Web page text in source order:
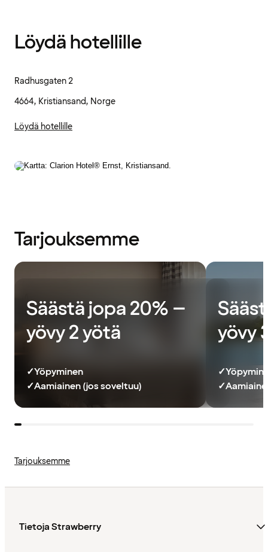
Löydä hotellille
Radhusgaten 2
4664, Kristiansand, Norge
Löydä hotellille
Tarjouksemme
Säästä jopa 20% –
yövy 2 yötä
✓Yöpyminen
✓Aamiainen (jos soveltuu)
yövy
✓
✓
Tarjouksemme
Tietoja Strawberry